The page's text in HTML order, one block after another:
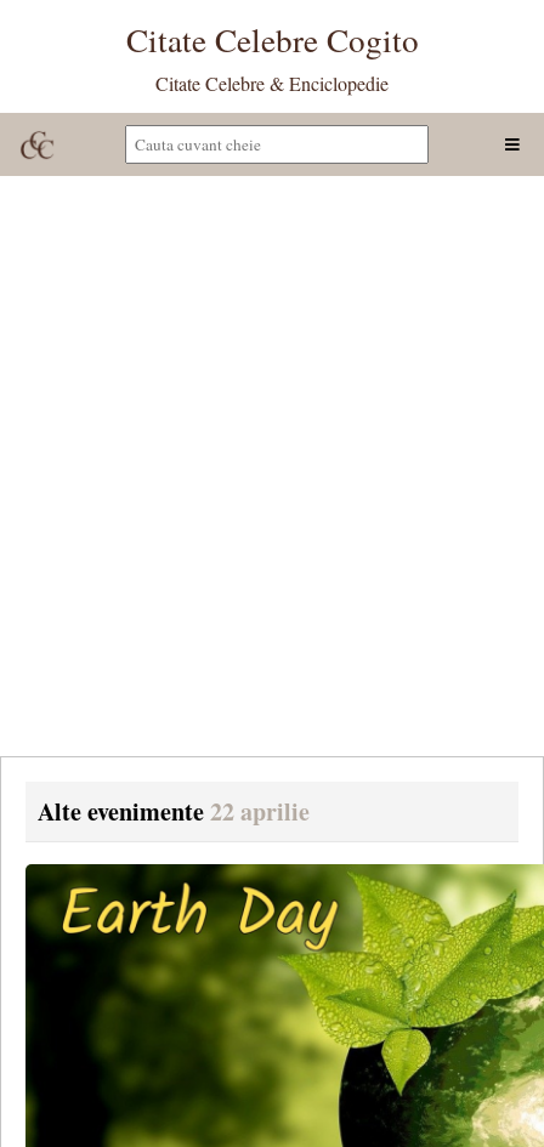
Citate Celebre Cogito
Citate Celebre & Enciclopedie
Alte evenimente22 aprilie